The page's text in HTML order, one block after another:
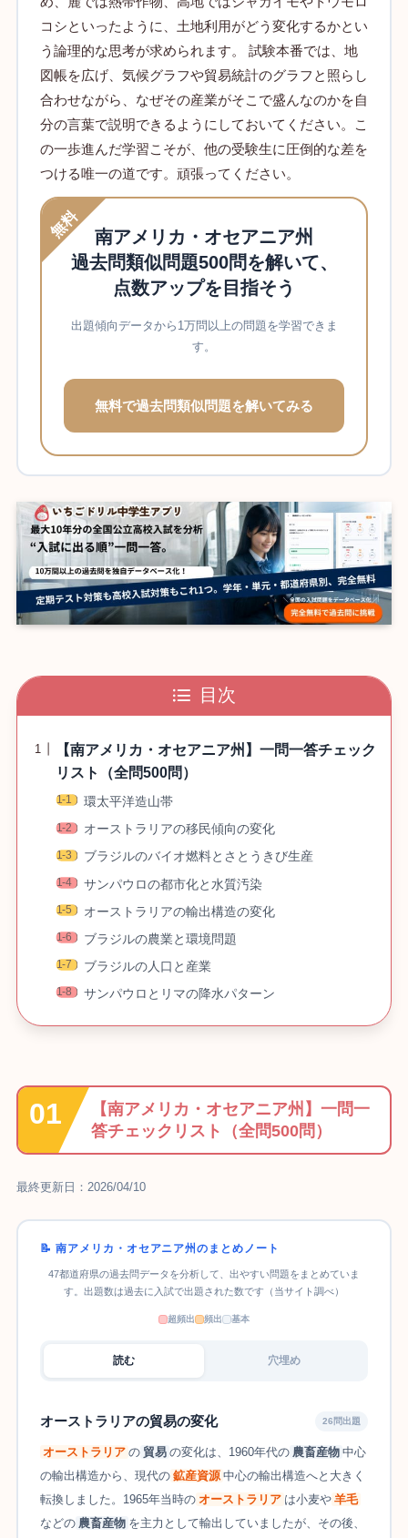
コシといったように、土地利用がどう変化するかとい
う論理的な思考が求められます。 試験本番では、地
図帳を広げ、気候グラフや貿易統計のグラフと照らし
合わせながら、なぜその産業がそこで盛んなのかを自
分の言葉で説明できるようにしておいてください。こ
の一歩進んだ学習こそが、他の受験生に圧倒的な差を
つける唯一の道です。頑張ってください。
無料
南アメリカ・オセアニア州
過去問類似問題500問を解いて、
点数アップを目指そう
出題傾向データから1万問以上の問題を学習できま
す。
無料で過去問類似問題を解いてみる
目次
【南アメリカ・オセアニア州】一問一答チェック
リスト（全問500問）
環太平洋造山帯
オーストラリアの移民傾向の変化
ブラジルのバイオ燃料とさとうきび生産
サンパウロの都市化と水質汚染
オーストラリアの輸出構造の変化
ブラジルの農業と環境問題
ブラジルの人口と産業
サンパウロとリマの降水パターン
【南アメリカ・オセアニア州】一問一
答チェックリスト（全問500問）
最終更新日：2026/04/10
📝 南アメリカ・オセアニア州のまとめノート
47都道府県の過去問データを分析して、出やすい問題をまとめていま
す。出題数は過去に入試で出題された数です（当サイト調べ）
超頻出 頻出 基本
読む 穴埋め
オーストラリアの貿易の変化 26問出題
オーストラリア の 貿易 の変化は、1960年代の 農畜産物 中心
の輸出構造から、現代の 鉱産資源 中心の輸出構造へと大きく
転換しました。1965年当時の オーストラリア は小麦や 羊毛
などの 農畜産物 を主力として輸出していましたが、その後、